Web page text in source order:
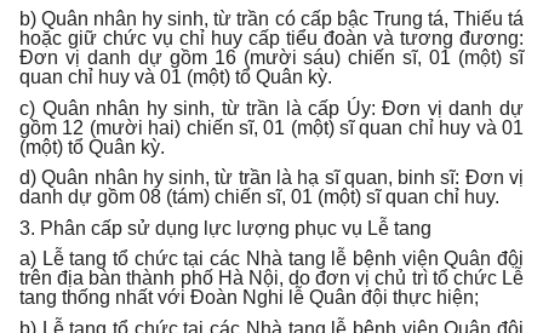
b) Quân nhân hy sinh, từ trần có cấp bậc Trung tá, Thiếu tá
hoặc giữ chức vụ chỉ huy cấp tiểu đoàn và tương đương:
Đơn vị danh dự gồm 16 (mười sáu) chiến sĩ, 01 (một) sĩ
quan chỉ huy và 01 (một) tổ Quân kỳ.
c) Quân nhân hy sinh, từ trần là cấp Úy: Đơn vị danh dự
gồm 12 (mười hai) chiến sĩ, 01 (một) sĩ quan chỉ huy và 01
(một) tổ Quân kỳ.
d) Quân nhân hy sinh, từ trần là hạ sĩ quan, binh sĩ: Đơn vị
danh dự gồm 08 (tám) chiến sĩ, 01 (một) sĩ quan chỉ huy.
3. Phân cấp sử dụng lực lượng phục vụ Lễ tang
a) Lễ tang tổ chức tại các Nhà tang lễ bệnh viện Quân đội
trên địa bàn thành phố Hà Nội, do đơn vị chủ trì tổ chức Lễ
tang thống nhất với Đoàn Nghi lễ Quân đội thực hiện;
b) Lễ tang tổ chức tại các Nhà tang lễ bệnh viện Quân đội